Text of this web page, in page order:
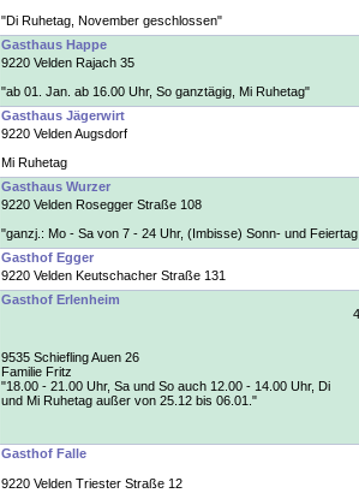
"Di Ruhetag, November geschlossen"
Gasthaus Happe
9220 Velden Rajach 35
"ab 01. Jan. ab 16.00 Uhr, So ganztägig, Mi Ruhetag"
Gasthaus Jägerwirt
9220 Velden Augsdorf
Mi Ruhetag
Gasthaus Wurzer
9220 Velden Rosegger Straße 108
"ganzj.: Mo - Sa von 7 - 24 Uhr, (Imbisse) Sonn- und
Gasthof Egger
9220 Velden Keutschacher Straße 131
Gasthof Erlenheim
9535 Schiefling Auen 26
Familie Fritz
"18.00 - 21.00 Uhr, Sa und So auch 12.00 - 14.00 Uhr, Di
und Mi Ruhetag außer von 25.12 bis 06.01."
Gasthof Falle
9220 Velden Triester Straße 12